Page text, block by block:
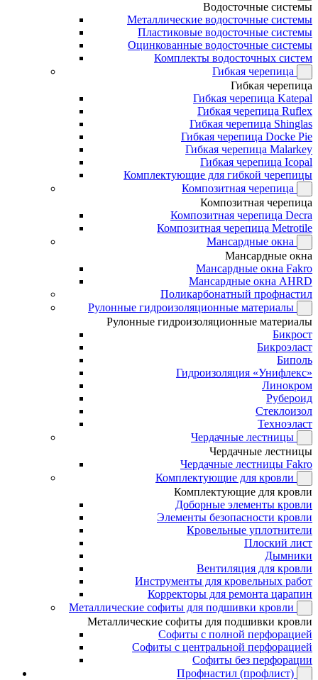
Водосточные системы
Металлические водосточные системы
Пластиковые водосточные системы
Оцинкованные водосточные системы
Комплекты водосточных систем
Гибкая черепица
Гибкая черепица
Гибкая черепица Katepal
Гибкая черепица Ruflex
Гибкая черепица Shinglas
Гибкая черепица Docke Pie
Гибкая черепица Malarkey
Гибкая черепица Icopal
Комплектующие для гибкой черепицы
Композитная черепица
Композитная черепица
Композитная черепица Decra
Композитная черепица Metrotile
Мансардные окна
Мансардные окна
Мансардные окна Fakro
Мансардные окна AHRD
Поликарбонатный профнастил
Рулонные гидроизоляционные материалы
Рулонные гидроизоляционные материалы
Бикрост
Бикроэласт
Биполь
Гидроизоляция «Унифлекс»
Линокром
Рубероид
Стеклоизол
Техноэласт
Чердачные лестницы
Чердачные лестницы
Чердачные лестницы Fakro
Комплектующие для кровли
Комплектующие для кровли
Доборные элементы кровли
Элементы безопасности кровли
Кровельные уплотнители
Плоский лист
Дымники
Вентиляция для кровли
Инструменты для кровельных работ
Корректоры для ремонта царапин
Металлические софиты для подшивки кровли
Металлические софиты для подшивки кровли
Софиты с полной перфорацией
Софиты с центральной перфорацией
Софиты без перфорации
Профнастил (профлист)